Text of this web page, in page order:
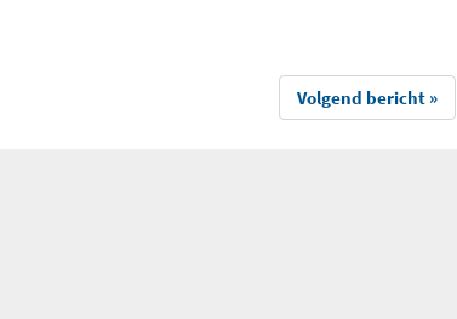
Volgend bericht »